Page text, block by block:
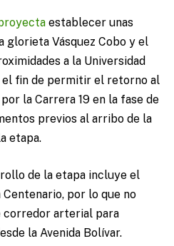
establecer unas
glorieta Vásquez Cobo y el
a la Universidad
el fin de permitir el retorno al
la Carrera 19 en la fase de
previos al arribo de la
etapa.
de la etapa incluye el
por lo que no
corredor arterial para
la Avenida Bolívar.